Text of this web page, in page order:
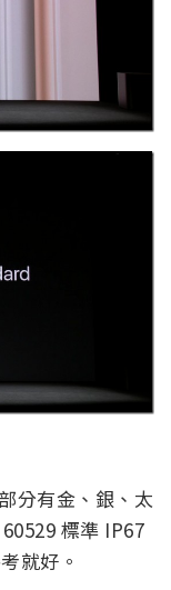
分有金、銀、太
標準 IP67
就好。